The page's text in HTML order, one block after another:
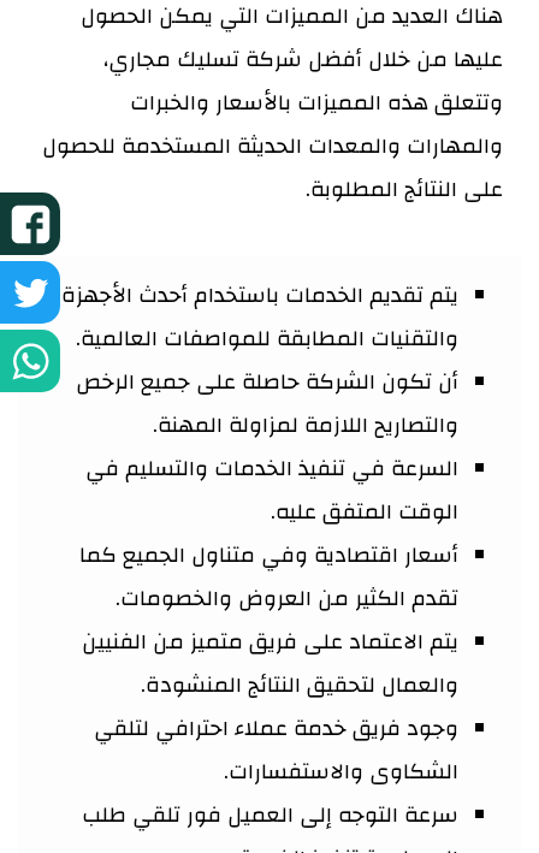
هناك العديد من المميزات التي يمكن الحصول
عليها من خلال أفضل شركة تسليك مجاري،
وتتعلق هذه المميزات بالأسعار والخبرات
والمهارات والمعدات الحديثة المستخدمة للحصول
على النتائج المطلوبة.
يتم تقديم الخدمات باستخدام أحدث الأجهزة
والتقنيات المطابقة للمواصفات العالمية.
أن تكون الشركة حاصلة على جميع الرخص
والتصاريح اللازمة لمزاولة المهنة.
السرعة في تنفيذ الخدمات والتسليم في
الوقت المتفق عليه.
أسعار اقتصادية وفي متناول الجميع كما
تقدم الكثير من العروض والخصومات.
يتم الاعتماد على فريق متميز من الفنيين
والعمال لتحقيق النتائج المنشودة.
وجود فريق خدمة عملاء احترافي لتلقي
الشكاوى والاستفسارات.
سرعة التوجه إلى العميل فور تلقي طلب